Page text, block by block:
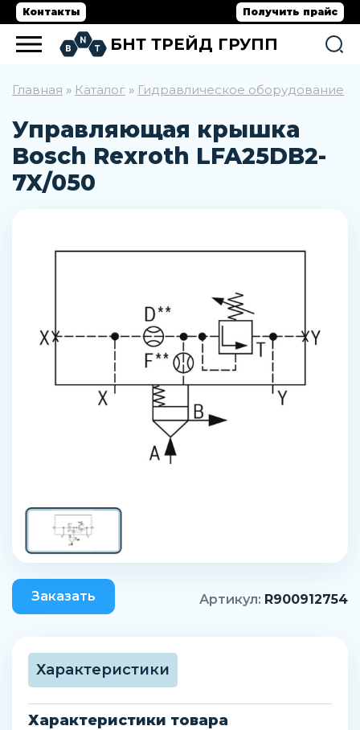
Контакты Получить прайс
БНТ ТРЕЙД ГРУПП
Главная » Каталог » Гидравлическое оборудование
Управляющая крышка
Bosch Rexroth LFA25DB2-
7X/050
Заказать Артикул: R900912754
Характеристики
Характеристики товара